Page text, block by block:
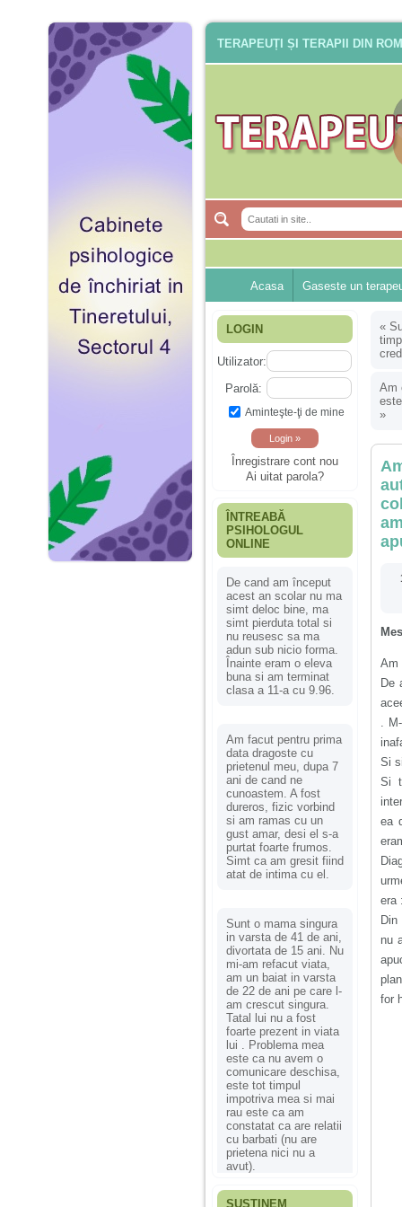
TERAPEUȚI ȘI TERAPII DIN
Acasa Gaseste un
LOGIN
Utilizator:
Parolă:
Aminteşte-ţi de mine
Înregistrare cont nou
Ai uitat parola?
ÎNTREABĂ
PSIHOLOGUL
ONLINE
De cand am început
acest an scolar nu ma
simt deloc bine, ma
simt pierduta total si
nu reusesc sa ma
adun sub nicio forma.
Înainte eram o eleva
buna si am terminat
clasa a 11-a cu 9.96.
Am facut pentru prima
data dragoste cu
prietenul meu, dupa 7
ani de cand ne
cunoastem. A fost
dureros, fizic vorbind
si am ramas cu un
gust amar, desi el s-a
purtat foarte frumos.
Simt ca am gresit fiind
atat de intima cu el.
Sunt o mama singura
in varsta de 41 de ani,
divortata de 15 ani. Nu
mi-am refacut viata,
am un baiat in varsta
de 22 de ani pe care l-
am crescut singura.
Tatal lui nu a fost
foarte prezent in viata
lui . Problema mea
este ca nu avem o
comunicare deschisa,
este tot timpul
impotriva mea si mai
rau este ca am
constatat ca are relatii
cu barbati (nu are
prietena nici nu a
avut).
SUSȚINEM
«
Am
»
Am
De
.
Si
Si
ea
era
nu
for